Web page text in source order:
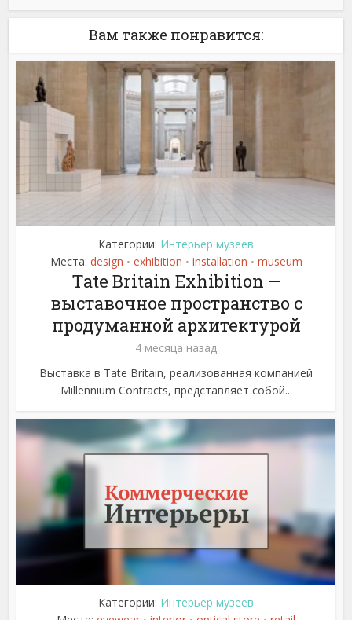
Вам также понравится:
Категории: Интерьер музеев
Места: design • exhibition • installation • museum
Tate Britain Exhibition —
выставочное пространство с
продуманной архитектурой
4 месяца назад
Выставка в Tate Britain, реализованная компанией
Millennium Contracts, представляет собой...
Категории: Интерьер музеев